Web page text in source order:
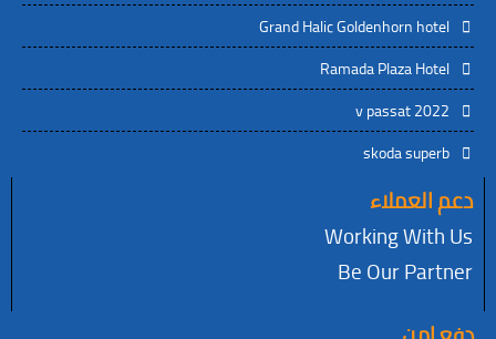
Grand Halic Goldenhorn
Ramada Plaza
v passat
skoda
Working
Be Our